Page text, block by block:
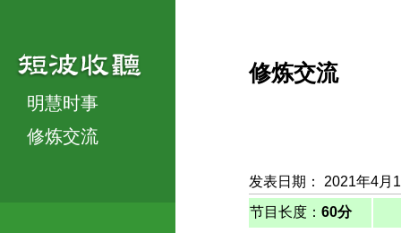
明慧时事
修炼交流
修炼交流
发表日期： 2021年4月
节目长度： 60分